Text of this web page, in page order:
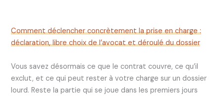
Comment déclencher concrètement la prise en charge :
déclaration, libre choix de l’avocat et déroulé du dossier
Vous savez désormais ce que le contrat couvre, ce qu’il
exclut, et ce qui peut rester à votre charge sur un dossier
lourd. Reste la partie qui se joue dans les premiers jours